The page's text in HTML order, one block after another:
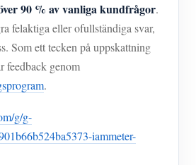
90 % av vanliga kundfrågor.
felaktiga eller ofullständiga svar,
Som ett tecken på uppskattning
feedback genom
.
g/g-
iammeter-